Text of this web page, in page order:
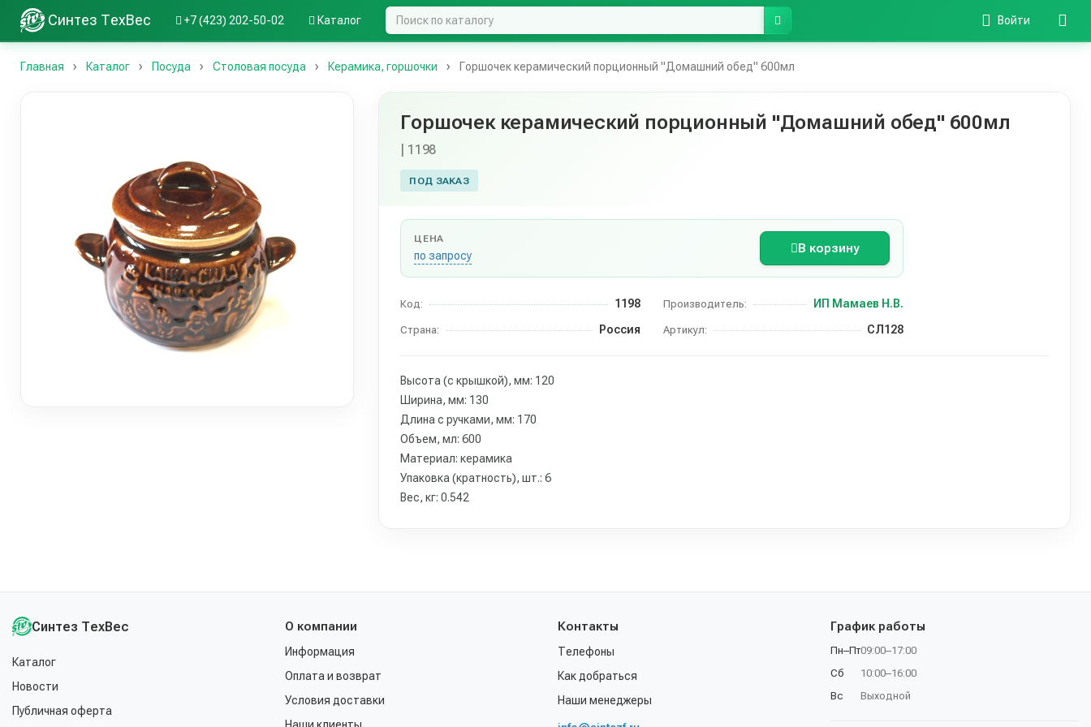
Синтез ТехВес +7 (423) 202-50-02 Каталог Войти
Главная Каталог Посуда Столовая посуда Керамика, горшочки Горшочек керамический порционный "Домашний обед" 600мл
Горшочек керамический порционный "Домашний обед" 600мл
| 1198
ПОД ЗАКАЗ
ЦЕНА
по запросу
В корзину
Код: 1198 Производитель: ИП Мамаев Н.В.
Страна: Россия Артикул: СЛ128
Высота (с крышкой), мм: 120
Ширина, мм: 130
Длина с ручками, мм: 170
Объем, мл: 600
Материал: керамика
Упаковка (кратность), шт.: 6
Вес, кг: 0.542
Синтез ТехВес
Каталог
Новости
Публичная оферта
О компании
Информация
Оплата и возврат
Условия доставки
Контакты
Телефоны
Как добраться
Наши менеджеры
График работы
Пн–Пт
Сб
Вс
09:00–17:00
10:00–16:00
Выходной